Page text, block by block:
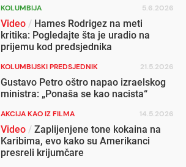
KOLUMBIJA 5.6.2026
Video / Hames Rodrigez na meti
kritika: Pogledajte šta je uradio na
prijemu kod predsjednika
KOLUMBIJSKI PREDSJEDNIK 21.5.2026
Gustavo Petro oštro napao izraelskog
ministra: „Ponaša se kao nacista“
AKCIJA KAO IZ FILMA 14.5.2026
Video / Zaplijenjene tone kokaina na
Karibima, evo kako su Amerikanci
presreli krijumčare